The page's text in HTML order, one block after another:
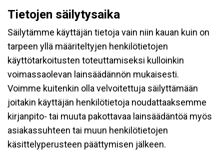
Tietojen säilytysaika
Säilytämme käyttäjän tietoja vain niin kauan kuin on
tarpeen yllä määriteltyjen henkilötietojen
käyttötarkoitusten toteuttamiseksi kulloinkin
voimassaolevan lainsäädännön mukaisesti.
Voimme kuitenkin olla velvoitettuja säilyttämään
joitakin käyttäjän henkilötietoja noudattaaksemme
kirjanpito- tai muuta pakottavaa lainsäädäntöä myös
asiakassuhteen tai muun henkilötietojen
käsittelyperusteen päättymisen jälkeen.